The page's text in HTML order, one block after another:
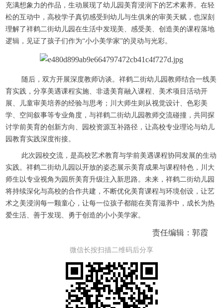
充满想象力的作品，生动展现了幼儿园美育浸润下的艺术素养。在轻
松的互动中，高校学子真切感受到幼儿与生俱来的审美天赋，也深刻
理解了祥鹤二街幼儿园在生活中发现美、感受美、创造美的课程落地
逻辑，见证了孩子们作为“小小美学家”的灵动与光彩。
随后，双方开展深度教师访谈。祥鹤二街幼儿园教师结合一线美
育实践，分享美遇课程实施、非遗美育融入课程、美术项目活动开
展、儿童审美培养的经验与思考；川大师生则从视觉设计、色彩美
学、空间叙事等专业角度，与祥鹤二街幼儿园教师交流碰撞，共同探
讨学前美育的创新方向、园校资源互补路径，让高校专业理论与幼儿
园教育实践深度衔接。
此次园校交流，是高校艺术教育与学前美遇课程协同发展的生动
实践。祥鹤二街幼儿园以开放的姿态展示美育成果与课程特色，川大
师生以专业视角为园所美育升级注入新思路。未来，祥鹤二街幼儿园
将持续深化与高校的合作共建，不断优化美育课程与环境创设，让艺
术之美浸润每一颗童心，让每一位孩子都能在美育滋养中，成长为热
爱生活、善于发现、勇于创造的小小美学家。
责任编辑：郭霞
微信长按扫描二维码后分享